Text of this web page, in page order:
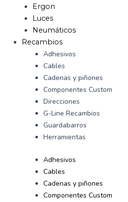
Ergon
Luces
Neumáticos
Recambios
Adhesivos
Cables
Cadenas y piñones
Componentes Custom
Direcciones
G-Line Recambios
Guardabarros
Herramientas
Adhesivos
Cables
Cadenas y piñones
Componentes Custom